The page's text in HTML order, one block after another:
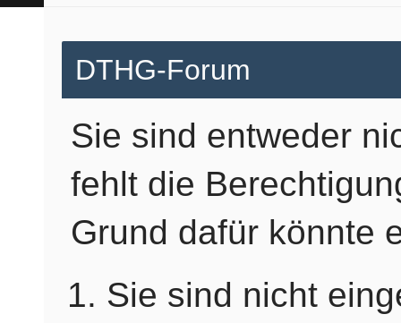
DTHG-Forum
Sie sind entweder
fehlt die
Grund dafür könnte
Sie sind nicht